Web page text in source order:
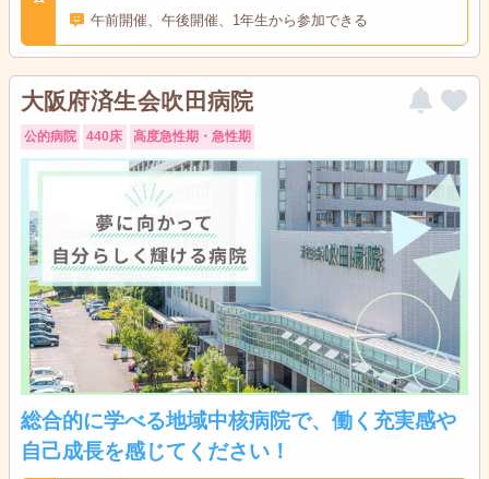
午前開催、午後開催、1年生から参加できる
大阪府済生会吹田病院
公的病院 440床 高度急性期・急性期
総合的に学べる地域中核病院で、働く充実感や
自己成長を感じてください！